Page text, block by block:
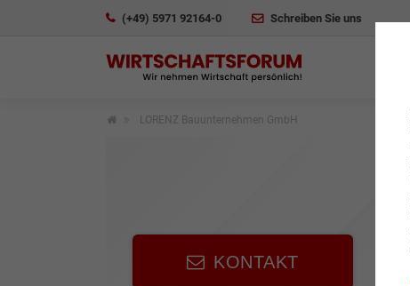
(+49) 5971 92164-0 Schreiben Sie uns
LORENZ Bauunternehmen GmbH
KONTAKT